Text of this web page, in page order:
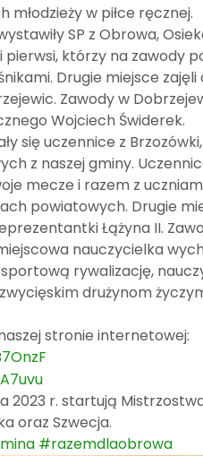
młodzieży w piłce ręcznej.
SP z Obrowa,
pierwsi, którzy na zawody
Drugie miejsce zajęli
Zawody w
Wojciech Świderek.
się uczennice z
z naszej gminy.
mecze i razem z
powiatowych. Drugie
Łążyna II.
nauczycielka
rywalizację,
drużynom
stronie internetowej:
2023 r. startują
oraz Szwecja.
#razemdlaobrowa